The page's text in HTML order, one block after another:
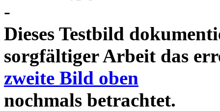
-
Dieses Testbild
sorgfältiger Arbeit das
zweite Bild oben
nochmals